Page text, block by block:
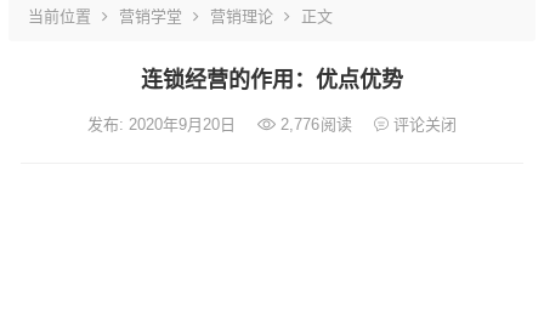
当前位置 营销学堂 营销理论 正文
连锁经营的作用：优点优势
发布: 2020年9月20日 2,776阅读 评论关闭